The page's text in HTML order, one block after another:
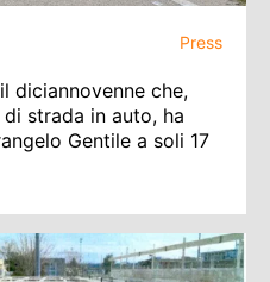
Press
diciannovenne che,
strada in auto, ha
Gentile a soli 17